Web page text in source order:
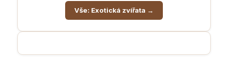
Vše: Exotická zvířata →